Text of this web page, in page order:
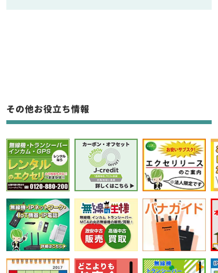
フリーワード入力(製品名等)
選択条件をリセット
その他お役立ち情報